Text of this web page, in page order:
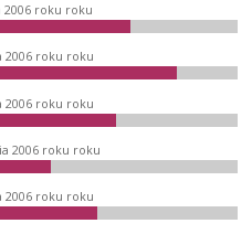
2006 roku roku
2006 roku roku
2006 roku roku
2006 roku roku
2006 roku roku